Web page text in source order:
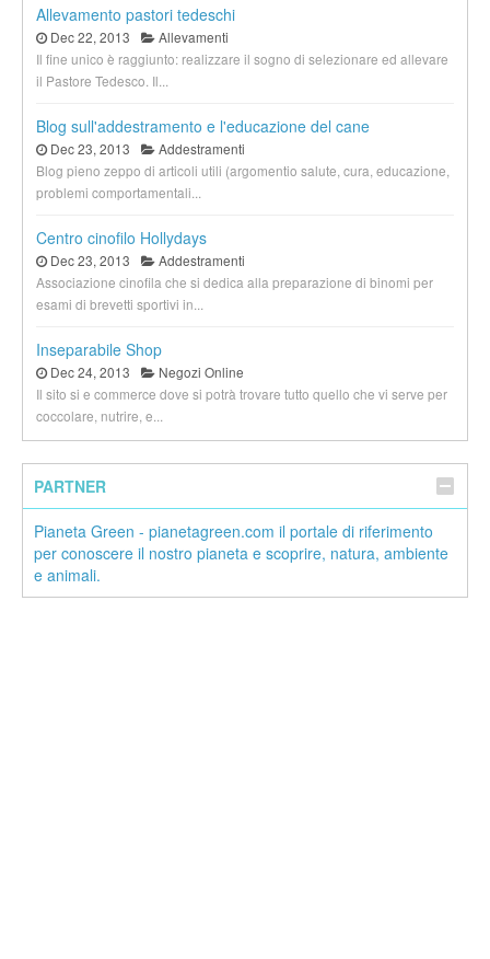
Allevamento pastori tedeschi
Dec 22, 2013
Allevamenti
Il fine unico è raggiunto: realizzare il sogno di selezionare ed allevare
il Pastore Tedesco. Il...
Blog sull'addestramento e l'educazione del cane
Dec 23, 2013
Addestramenti
Blog pieno zeppo di articoli utili (argomentio salute, cura, educazione,
problemi comportamentali...
Centro cinofilo Hollydays
Dec 23, 2013
Addestramenti
Associazione cinofila che si dedica alla preparazione di binomi per
esami di brevetti sportivi in...
Inseparabile Shop
Dec 24, 2013
Negozi Online
Il sito si e commerce dove si potrà trovare tutto quello che vi serve per
coccolare, nutrire, e...
PARTNER
Pianeta Green - pianetagreen.com il portale di riferimento
per conoscere il nostro pianeta e scoprire, natura, ambiente
e animali.